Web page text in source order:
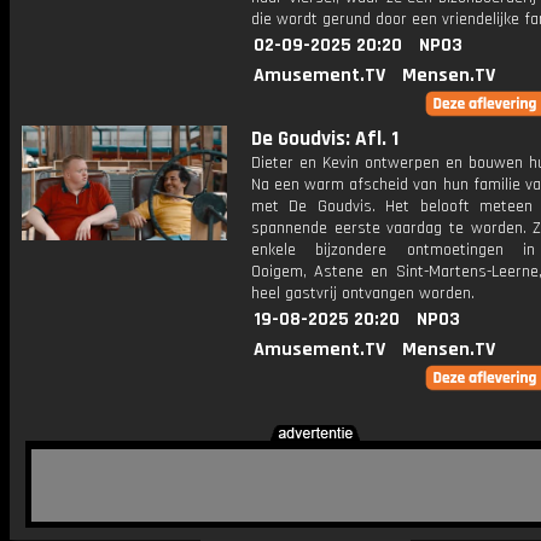
die wordt gerund door een vriendelijke
02-09-2025 20:20
NPO3
Amusement.TV
Mensen.TV
De Goudvis: Afl. 1
Dieter en Kevin ontwerpen en bouwen
Na een warm afscheid van hun familie
met De Goudvis. Het belooft meteen
spannende eerste vaardag te worden.
enkele bijzondere ontmoetingen
Ooigem, Astene en Sint-Martens-
heel gastvrij ontvangen worden.
19-08-2025 20:20
NPO3
Amusement.TV
Mensen.TV